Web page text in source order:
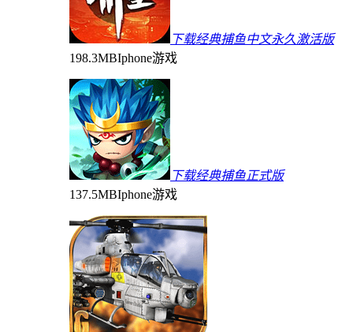
下载经典捕鱼中文永久激活版
198.3MBIphone游戏
下载经典捕鱼正式版
137.5MBIphone游戏